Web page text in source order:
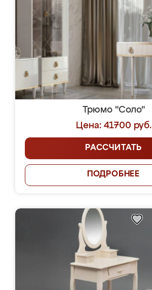
Трюмо "Соло"
Цена: 41700 руб.
РАССЧИТАТЬ
ПОДРОБНЕЕ